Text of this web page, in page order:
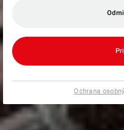
Ochrana